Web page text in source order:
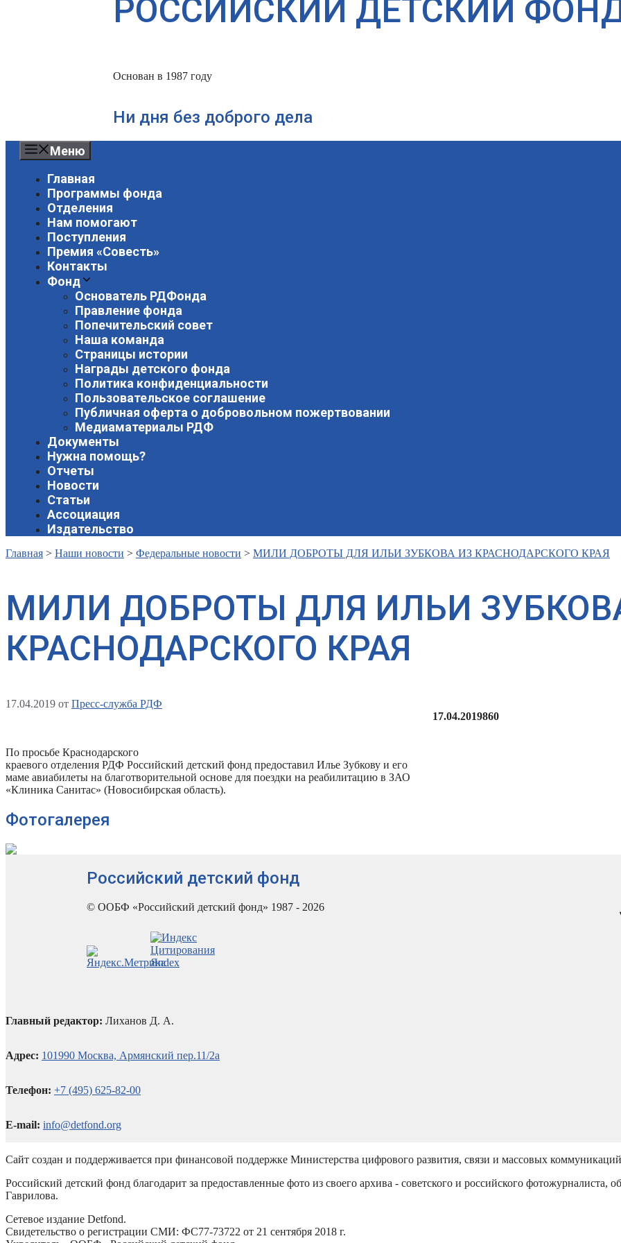
РОССИЙСКИЙ ДЕТСКИЙ
Основан в 1987 году
Ни дня без доброго дела
Меню
Главная
Программы фонда
Отделения
Нам помогают
Поступления
Премия «Совесть»
Контакты
Фонд
Основатель РДФонда
Правление фонда
Попечительский совет
Наша команда
Страницы истории
Награды детского фонда
Политика конфиденциальности
Пользовательское соглашение
Публичная оферта о добровольном пожертвовании
Медиаматериалы РДФ
Документы
Нужна помощь?
Отчеты
Новости
Статьи
Ассоциация
Издательство
Главная > Наши новости > Федеральные новости > МИЛИ ДОБРОТЫ ДЛЯ ИЛЬИ ЗУБКОВА ИЗ КРАСНОДАРСКОГО КРАЯ
МИЛИ ДОБРОТЫ ДЛЯ ИЛЬИ
КРАСНОДАРСКОГО КРАЯ
17.04.2019 от Пресс-служба РДФ
17.04.2019860
По просьбе Краснодарского
краевого отделения РДФ Российский детский фонд предоставил Илье Зубкову и его
маме авиабилеты на благотворительной основе для поездки на реабилитацию в ЗАО
«Клиника Санитас» (Новосибирская область).
Фотогалерея
Российский детский фонд
© ООБФ «Российский детский фонд» 1987 - 2026
Главный редактор: Лиханов Д. А.
Адрес: 101990 Москва, Армянский пер.11/2а
Телефон: +7 (495) 625-82-00
E-mail: info@detfond.org
Сайт создан и поддерживается при финансовой поддержке Министерства цифрового развития, связи и массовых
Российский детский фонд благодарит за предоставленные фото из своего архива - советского и российского фотожурналиста,
Гаврилова.
Сетевое издание Detfond.
Свидетельство о регистрации СМИ: ФС77-73722 от 21 сентября 2018 г.